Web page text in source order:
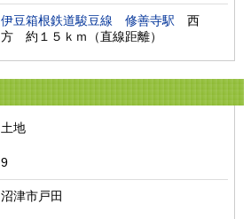
伊豆箱根鉄道駿豆線 修善寺駅 西
方　約１５ｋｍ（直線距離）
土地
9
沼津市戸田